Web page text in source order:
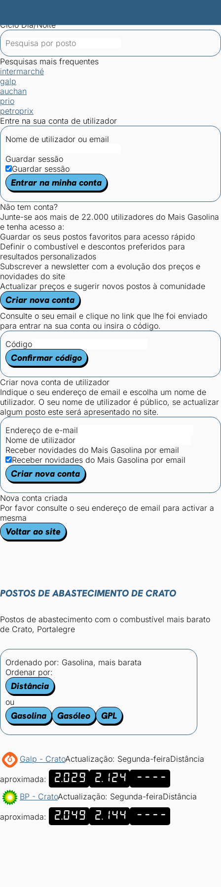
Ciclo Dia/Noite
Pesquisas mais frequentes
intermarché
galp
auchan
prio
petroprix
Entre na sua conta de utilizador
Nome de utilizador ou email
Guardar sessão
Guardar sessão
Entrar na minha conta
Não tem conta?
Junte-se aos mais de 22.000 utilizadores do Mais Gasolina
e tenha acesso a:
Guardar os seus postos favoritos para acesso rápido
Definir o combustível e descontos preferidos para
resultados personalizados
Subscrever a newsletter com a evolução dos preços e
novidades do site
Actualizar preços e sugerir novos postos à comunidade
Criar nova conta
Consulte o seu email e clique no link que lhe foi enviado
para entrar na sua conta ou insira o código.
Código
Confirmar código
Criar nova conta de utilizador
Indique o seu endereço de email e escolha um nome de
utilizador. O seu nome de utilizador é público, se actualizar
algum posto este será apresentado no site.
Endereço de e-mail
Nome de utilizador
Receber novidades do Mais Gasolina por email
Receber novidades do Mais Gasolina por email
Criar nova conta
Nova conta criada
Por favor consulte o seu endereço de email para activar a
mesma
Voltar ao site
POSTOS DE ABASTECIMENTO DE CRATO
Postos de abastecimento com o combustível mais barato
de Crato, Portalegre
Ordenado por: Gasolina, mais barata
Ordenar por:
Distância
ou
Gasolina Gasóleo GPL
Galp - CratoActualização: Segunda-feiraDistância
aproximada: 2.029 2.124 ----
BP - CratoActualização: Segunda-feiraDistância
aproximada: 2.049 2.144 ----